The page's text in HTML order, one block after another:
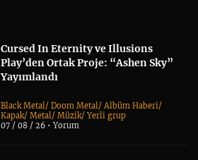
Cursed In Eternity ve Illusions
Play’den Ortak Proje: “Ashen Sky”
Yayımlandı
Black Metal/Doom Metal/Albüm Haberi/
Kapak/Metal/Müzik/Yerli grup
07 / 08 / 26 •Yorum